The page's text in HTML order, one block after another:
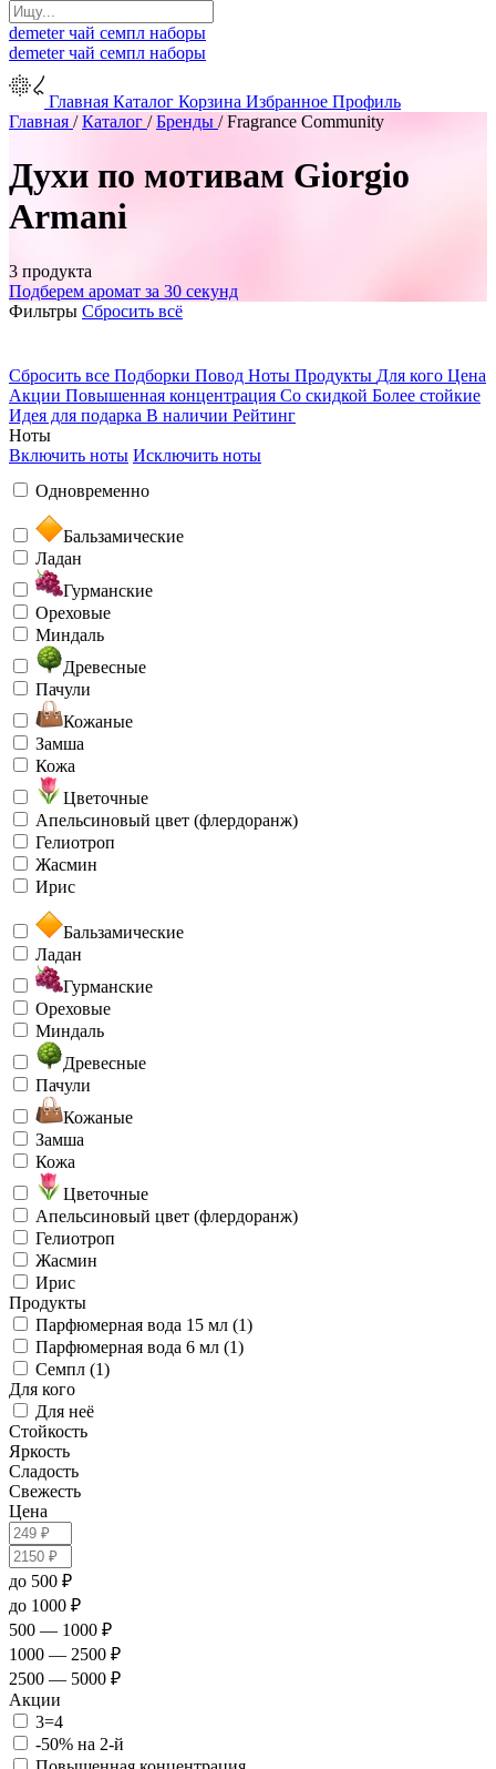
demeterчай семпл наборы
demeterчай семпл наборы
Главная Каталог Корзина Избранное Профиль
Главная /Каталог /Бренды /Fragrance Community
Духи по мотивам Giorgio
Armani
3 продукта
Подберем аромат за 30 секунд
Фильтры Сбросить всё
Сбросить все Подборки Повод Ноты Продукты Для кого Цена
Акции Повышенная концентрация Со скидкой Более стойкие
Идея для подарка В наличии Рейтинг
Ноты
Включить ноты Исключить ноты
Одновременно
Бальзамические
Ладан
Гурманские
Ореховые
Миндаль
Древесные
Пачули
Кожаные
Замша
Кожа
Цветочные
Апельсиновый цвет (флердоранж)
Гелиотроп
Жасмин
Ирис
Бальзамические
Ладан
Гурманские
Ореховые
Миндаль
Древесные
Пачули
Кожаные
Замша
Кожа
Цветочные
Апельсиновый цвет (флердоранж)
Гелиотроп
Жасмин
Ирис
Продукты
Парфюмерная вода 15 мл (1)
Парфюмерная вода 6 мл (1)
Семпл (1)
Для кого
Для неё
Стойкость
Яркость
Сладость
Свежесть
Цена
до 500 ₽
до 1000 ₽
500 — 1000 ₽
1000 — 2500 ₽
2500 — 5000 ₽
Акции
3=4
-50% на 2-й